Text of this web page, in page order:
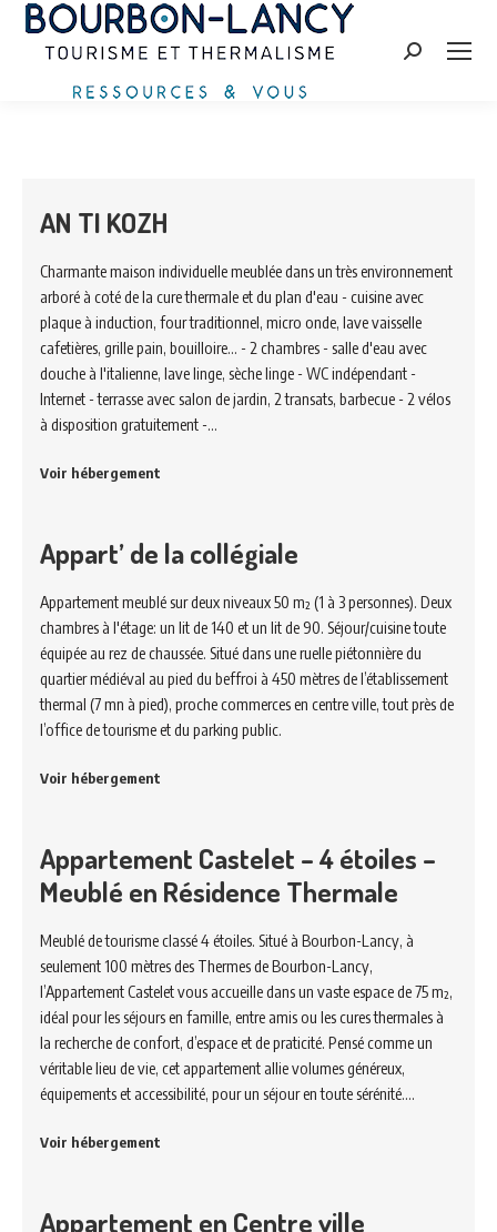
Zoeken:
AN TI KOZH
Charmante maison individuelle meublée dans un très environnement
arboré à coté de la cure thermale et du plan d'eau - cuisine avec
plaque à induction, four traditionnel, micro onde, lave vaisselle
cafetières, grille pain, bouilloire... - 2 chambres - salle d'eau avec
douche à l'italienne, lave linge, sèche linge - WC indépendant -
Internet - terrasse avec salon de jardin, 2 transats, barbecue - 2 vélos
à disposition gratuitement -…
Voir hébergement
Appart’ de la collégiale
Appartement meublé sur deux niveaux 50 m² (1 à 3 personnes). Deux
chambres à l'étage: un lit de 140 et un lit de 90. Séjour/cuisine toute
équipée au rez de chaussée. Situé dans une ruelle piétonnière du
quartier médiéval au pied du beffroi à 450 mètres de l’établissement
thermal (7 mn à pied), proche commerces en centre ville, tout près de
l’office de tourisme et du parking public.
Voir hébergement
Appartement Castelet – 4 étoiles –
Meublé en Résidence Thermale
Meublé de tourisme classé 4 étoiles. Situé à Bourbon-Lancy, à
seulement 100 mètres des Thermes de Bourbon-Lancy,
l’Appartement Castelet vous accueille dans un vaste espace de 75 m²,
idéal pour les séjours en famille, entre amis ou les cures thermales à
la recherche de confort, d’espace et de praticité. Pensé comme un
véritable lieu de vie, cet appartement allie volumes généreux,
équipements et accessibilité, pour un séjour en toute sérénité.…
Voir hébergement
Appartement en Centre ville